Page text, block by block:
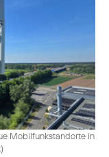
Mobilfunkstandorte in
)